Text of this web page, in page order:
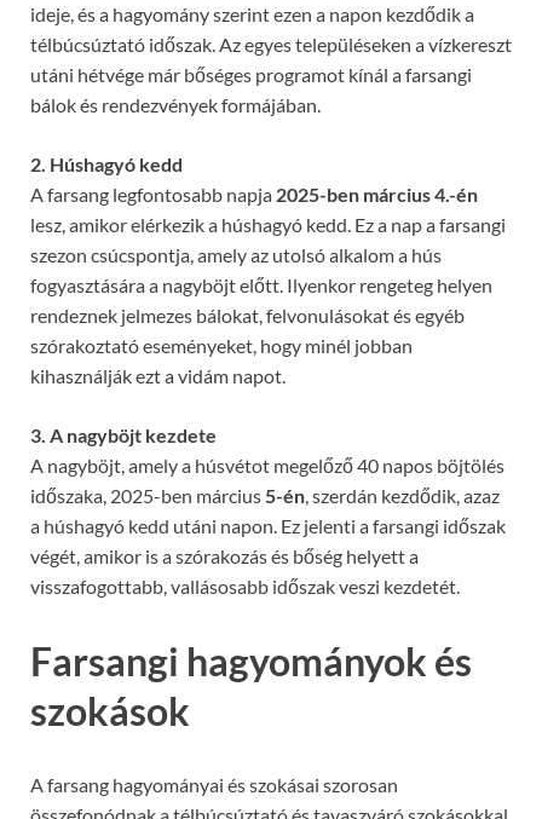
ideje, és a hagyomány szerint ezen a napon kezdődik a
télbúcsúztató időszak. Az egyes településeken a vízkereszt
utáni hétvége már bőséges programot kínál a farsangi
bálok és rendezvények formájában.
2. Húshagyó kedd
A farsang legfontosabb napja 2025-ben március 4.-én
lesz, amikor elérkezik a húshagyó kedd. Ez a nap a farsangi
szezon csúcspontja, amely az utolsó alkalom a hús
fogyasztására a nagyböjt előtt. Ilyenkor rengeteg helyen
rendeznek jelmezes bálokat, felvonulásokat és egyéb
szórakoztató eseményeket, hogy minél jobban
kihasználják ezt a vidám napot.
3. A nagyböjt kezdete
A nagyböjt, amely a húsvétot megelőző 40 napos böjtölés
időszaka, 2025-ben március5-én, szerdán kezdődik, azaz
a húshagyó kedd utáni napon. Ez jelenti a farsangi időszak
végét, amikor is a szórakozás és bőség helyett a
visszafogottabb, vallásosabb időszak veszi kezdetét.
Farsangi hagyományok és
szokások
A farsang hagyományai és szokásai szorosan